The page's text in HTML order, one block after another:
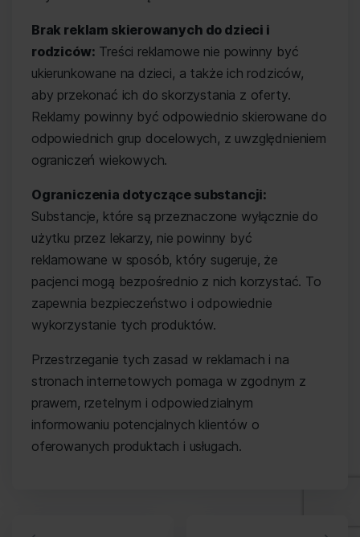
Brak reklam skierowanych do dzieci i
rodziców: Treści reklamowe nie powinny być
ukierunkowane na dzieci, a także ich rodziców,
aby przekonać ich do skorzystania z oferty.
Reklamy powinny być odpowiednio skierowane do
odpowiednich grup docelowych, z uwzględnieniem
ograniczeń wiekowych.
Ograniczenia dotyczące substancji:
Substancje, które są przeznaczone wyłącznie do
użytku przez lekarzy, nie powinny być
reklamowane w sposób, który sugeruje, że
pacjenci mogą bezpośrednio z nich korzystać. To
zapewnia bezpieczeństwo i odpowiednie
wykorzystanie tych produktów.
Przestrzeganie tych zasad w reklamach i na
stronach internetowych pomaga w zgodnym z
prawem, rzetelnym i odpowiedzialnym
informowaniu potencjalnych klientów o
oferowanych produktach i usługach.